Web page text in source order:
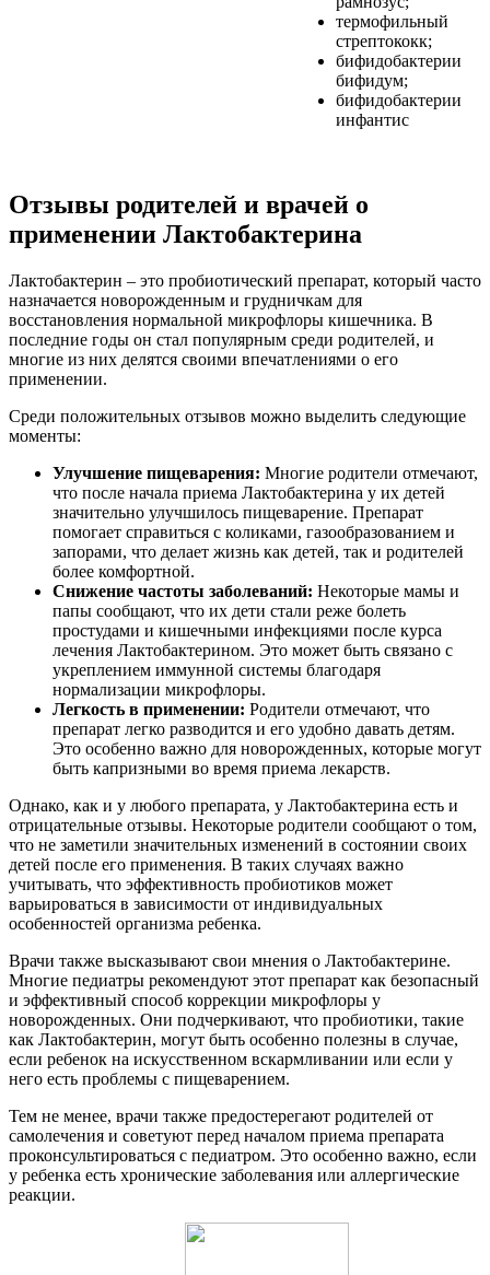
термофильный
стрептококк;
бифидобактерии
бифидум;
бифидобактерии
инфантис
Отзывы родителей и врачей о
применении Лактобактерина
Лактобактерин – это пробиотический препарат, который часто
назначается новорожденным и грудничкам для
восстановления нормальной микрофлоры кишечника. В
последние годы он стал популярным среди родителей, и
многие из них делятся своими впечатлениями о его
применении.
Среди положительных отзывов можно выделить следующие
моменты:
Улучшение пищеварения: Многие родители отмечают,
что после начала приема Лактобактерина у их детей
значительно улучшилось пищеварение. Препарат
помогает справиться с коликами, газообразованием и
запорами, что делает жизнь как детей, так и родителей
более комфортной.
Снижение частоты заболеваний: Некоторые мамы и
папы сообщают, что их дети стали реже болеть
простудами и кишечными инфекциями после курса
лечения Лактобактерином. Это может быть связано с
укреплением иммунной системы благодаря
нормализации микрофлоры.
Легкость в применении: Родители отмечают, что
препарат легко разводится и его удобно давать детям.
Это особенно важно для новорожденных, которые могут
быть капризными во время приема лекарств.
Однако, как и у любого препарата, у Лактобактерина есть и
отрицательные отзывы. Некоторые родители сообщают о том,
что не заметили значительных изменений в состоянии своих
детей после его применения. В таких случаях важно
учитывать, что эффективность пробиотиков может
варьироваться в зависимости от индивидуальных
особенностей организма ребенка.
Врачи также высказывают свои мнения о Лактобактерине.
Многие педиатры рекомендуют этот препарат как безопасный
и эффективный способ коррекции микрофлоры у
новорожденных. Они подчеркивают, что пробиотики, такие
как Лактобактерин, могут быть особенно полезны в случае,
если ребенок на искусственном вскармливании или если у
него есть проблемы с пищеварением.
Тем не менее, врачи также предостерегают родителей от
самолечения и советуют перед началом приема препарата
проконсультироваться с педиатром. Это особенно важно, если
у ребенка есть хронические заболевания или аллергические
реакции.